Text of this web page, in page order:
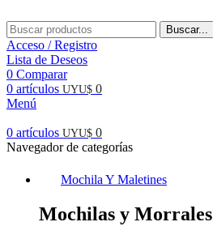
Buscar...
Acceso / Registro
Lista de Deseos
0 Comparar
0 artículos UYU$ 0
Menú
0 artículos UYU$ 0
Navegador de categorías
Mochila Y Maletines
Mochilas y Morrales